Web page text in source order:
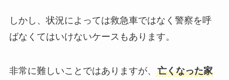
しかし、状況によっては救急車ではなく警察を呼
ばなくてはいけないケースもあります。
非常に難しいことではありますが、 亡くなった家